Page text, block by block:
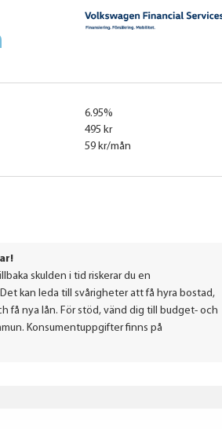
6.95%
495 kr
59 kr/mån
skulden i tid riskerar du en
kan leda till svårigheter att få hyra bostad,
få nya lån. För stöd, vänd dig till budget- och
Konsumentuppgifter finns på